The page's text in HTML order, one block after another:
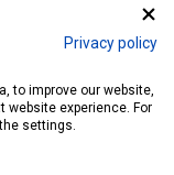
Privacy policy
to improve our website,
website experience. For
settings.